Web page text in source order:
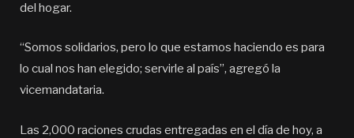
del hogar.
“Somos solidarios, pero lo que estamos haciendo es para
lo cual nos han elegido; servirle al país”, agregó la
vicemandataria.
Las 2,000 raciones crudas entregadas en el día de hoy, a